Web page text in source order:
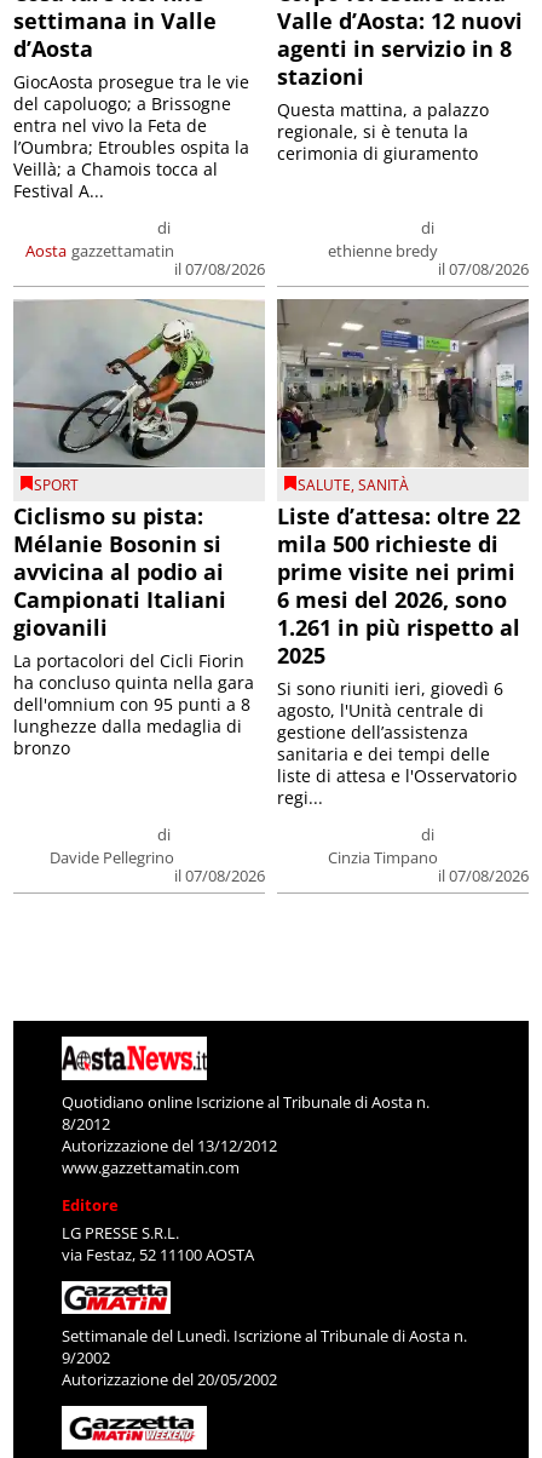
settimana in Valle
d’Aosta
Aosta
di
gazzettamatin
il 07/08/2026
GiocAosta prosegue tra le vie
del capoluogo; a Brissogne
entra nel vivo la Feta de
l’Oumbra; Etroubles ospita la
Veillà; a Chamois tocca al
Festival A...
Valle d’Aosta: 12 nuovi
agenti in servizio in 8
stazioni
di
ethienne bredy
il 07/08/2026
Questa mattina, a palazzo
regionale, si è tenuta la
cerimonia di giuramento
SPORT
Ciclismo su pista:
Mélanie Bosonin si
avvicina al podio ai
Campionati Italiani
giovanili
di
Davide Pellegrino
il 07/08/2026
La portacolori del Cicli Fiorin
ha concluso quinta nella gara
dell'omnium con 95 punti a 8
lunghezze dalla medaglia di
bronzo
SALUTE,SANITÀ
Liste d’attesa: oltre 22
mila 500 richieste di
prime visite nei primi
6 mesi del 2026, sono
1.261 in più rispetto al
2025
di
Cinzia Timpano
il 07/08/2026
Si sono riuniti ieri, giovedì 6
agosto, l'Unità centrale di
gestione dell’assistenza
sanitaria e dei tempi delle
liste di attesa e l'Osservatorio
regi...
Quotidiano online Iscrizione al Tribunale di Aosta n.
8/2012
Autorizzazione del 13/12/2012
www.gazzettamatin.com
Editore
LG PRESSE S.R.L.
via Festaz, 52 11100 AOSTA
Settimanale del Lunedì. Iscrizione al Tribunale di Aosta n.
9/2002
Autorizzazione del 20/05/2002